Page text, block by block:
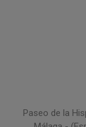
Paseo de la